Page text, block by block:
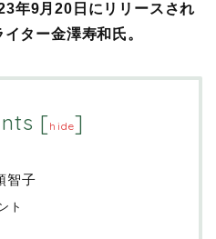
年9月20日にリリースされ
ター金澤寿和氏。
[hide]
智子
ト